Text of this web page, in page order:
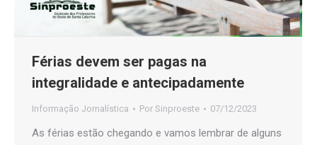
Férias devem ser pagas na
integralidade e antecipadamente
Informação Jornalística Por Sinproeste 07/12/2023
As férias estão chegando e vamos lembrar de alguns